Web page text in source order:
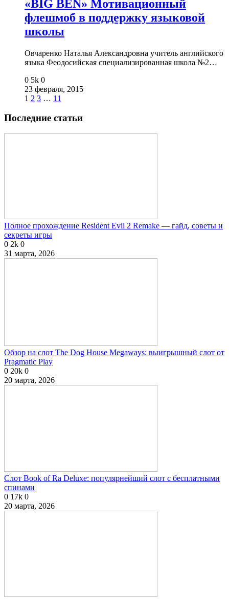
«BIG BEN» Мотивационный
флешмоб в поддержку языковой
школы
Овчаренко Наталья Александровна учитель английского
языка Феодосийская специализированная школа №2…
0 5k 0
23 февраля, 2015
1 2 3 … 11
Последние статьи
Полное прохождение Resident Evil 2 Remake — гайд, советы и
секреты игры
0 2k 0
31 марта, 2026
Обзор на слот The Dog House Megaways: выигрышный слот от
Pragmatic Play
0 20k 0
20 марта, 2026
Слот Book of Ra Deluxe: популярнейший слот с бесплатными
спинами
0 17k 0
20 марта, 2026